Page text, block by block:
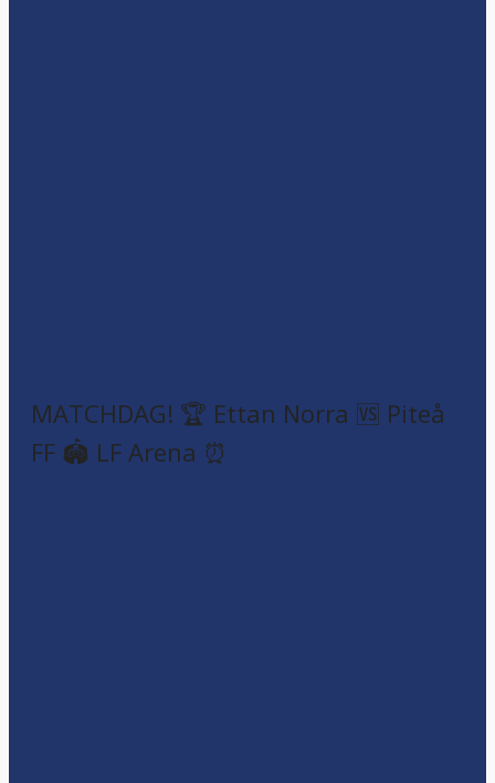
MATCHDAG! 🏆 Ettan Norra 🆚 Piteå
FF 🏟️ LF Arena ⏰